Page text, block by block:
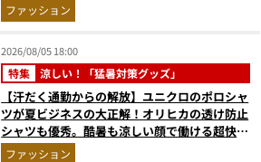
ファッション
2026/08/05 18:00
特集 涼しい！「猛暑対策グッズ」
【汗だく通勤からの解放】ユニクロのポロシャ
ツが夏ビジネスの大正解！オリヒカの透け防止
シャツも優秀。酷暑も涼しい顔で働ける超快適
ウエアの実力
ファッション